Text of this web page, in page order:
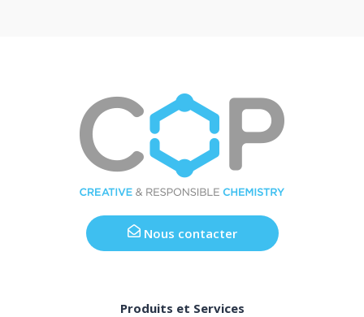
Nous contacter
Produits et Services